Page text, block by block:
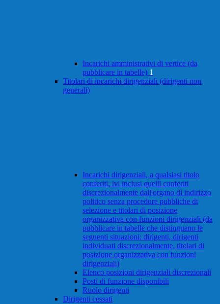
Incarichi amministrativi di vertice (da
pubblicare in tabelle) 1
Titolari di incarichi dirigenziali (dirigenti non
generali)
Incarichi dirigenziali, a qualsiasi titolo
conferiti, ivi inclusi quelli conferiti
discrezionalmente dall'organo di indirizzo
politico senza procedure pubbliche di
selezione e titolari di posizione
organizzativa con funzioni dirigenziali (da
pubblicare in tabelle che distinguano le
seguenti situazioni: dirigenti, dirigenti
individuati discrezionalmente, titolari di
posizione organizzativa con funzioni
dirigenziali)
Elenco posizioni dirigenziali discrezionali
Posti di funzione disponibili
Ruolo dirigenti
Dirigenti cessati